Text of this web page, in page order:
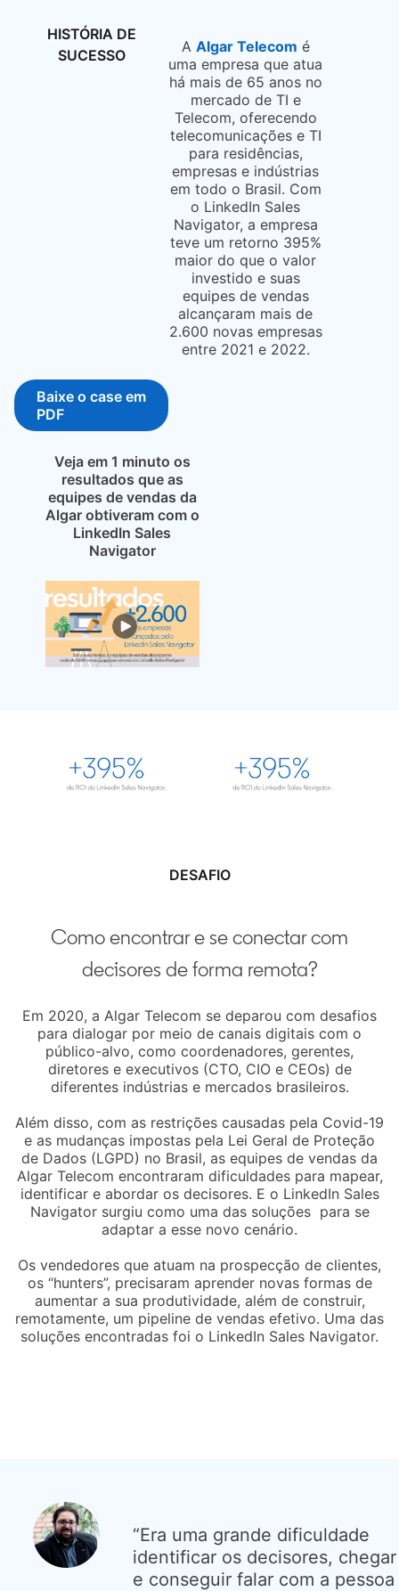
HISTÓRIA DE
SUCESSO
A Algar Telecom opens in a
é
uma empresa que atua
há mais de 65 anos no
mercado de TI e
Telecom, oferecendo
telecomunicações e TI
para residências,
empresas e indústrias
em todo o Brasil. Com
o LinkedIn Sales
Navigator, a empresa
teve um retorno 395%
maior do que o valor
investido e suas
equipes de vendas
alcançaram mais de
2.600 novas empresas
entre 2021 e 2022.
Baixe o case em
PDF
opens in a new tab
Veja em 1 minuto os
resultados que as
equipes de vendas da
Algar obtiveram com o
LinkedIn Sales
Navigator
DESAFIO
Como encontrar e se conectar com
decisores de forma remota?
Em 2020, a Algar Telecom se deparou com desafios
para dialogar por meio de canais digitais com o
público-alvo, como coordenadores, gerentes,
diretores e executivos (CTO, CIO e CEOs) de
diferentes indústrias e mercados brasileiros.
Além disso, com as restrições causadas pela Covid-19
e as mudanças impostas pela Lei Geral de Proteção
de Dados (LGPD) no Brasil, as equipes de vendas da
Algar Telecom encontraram dificuldades para mapear,
identificar e abordar os decisores. E o LinkedIn Sales
Navigator surgiu como uma das soluções para se
adaptar a esse novo cenário.
Os vendedores que atuam na prospecção de clientes,
os “hunters”, precisaram aprender novas formas de
aumentar a sua produtividade, além de construir,
remotamente, um pipeline de vendas efetivo. Uma das
soluções encontradas foi o LinkedIn Sales Navigator.
“Era uma grande dificuldade
identificar os decisores, chegar
e conseguir falar com a pessoa